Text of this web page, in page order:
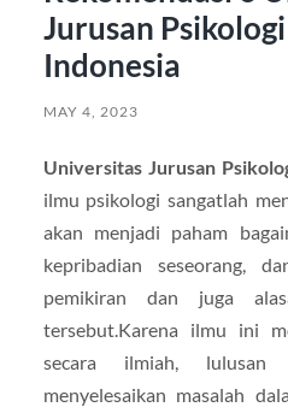
Jurusan
Indonesia
MAY 4, 2023
Universitas Jurusan
ilmu psikologi sangatlah
akan menjadi paham
kepribadian seseorang,
pemikiran dan juga
tersebut.Karena ilmu ini
secara ilmiah,
menyelesaikan masalah